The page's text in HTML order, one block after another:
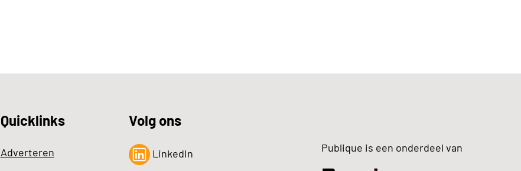
Quicklinks
Adverteren
Volg ons
LinkedIn Publique is een onderdeel van